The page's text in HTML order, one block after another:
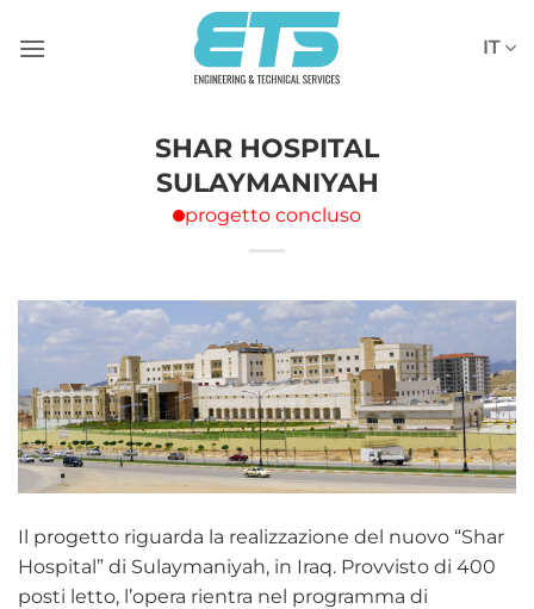
IT
SHAR HOSPITAL
SULAYMANIYAH
progetto concluso
Il progetto riguarda la realizzazione del nuovo “Shar
Hospital” di Sulaymaniyah, in Iraq. Provvisto di 400
posti letto, l’opera rientra nel programma di